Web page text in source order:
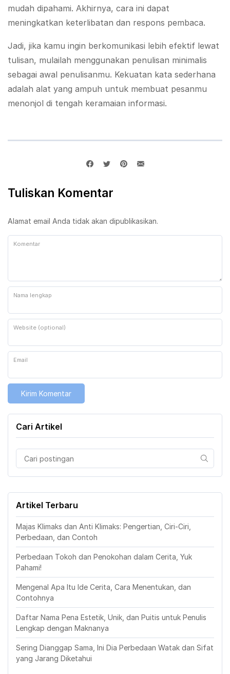
mudah dipahami. Akhirnya, cara ini dapat
meningkatkan keterlibatan dan respons pembaca.
Jadi, jika kamu ingin berkomunikasi lebih efektif lewat
tulisan, mulailah menggunakan penulisan minimalis
sebagai awal penulisanmu. Kekuatan kata sederhana
adalah alat yang ampuh untuk membuat pesanmu
menonjol di tengah keramaian informasi.
Tuliskan Komentar
Alamat email Anda tidak akan dipublikasikan.
Komentar
Nama lengkap
Website (optional)
Email
Cari Artikel
Artikel Terbaru
Majas Klimaks dan Anti Klimaks: Pengertian, Ciri-Ciri,
Perbedaan, dan Contoh
Perbedaan Tokoh dan Penokohan dalam Cerita, Yuk
Pahami!
Mengenal Apa Itu Ide Cerita, Cara Menentukan, dan
Contohnya
Daftar Nama Pena Estetik, Unik, dan Puitis untuk Penulis
Lengkap dengan Maknanya
Sering Dianggap Sama, Ini Dia Perbedaan Watak dan Sifat
yang Jarang Diketahui